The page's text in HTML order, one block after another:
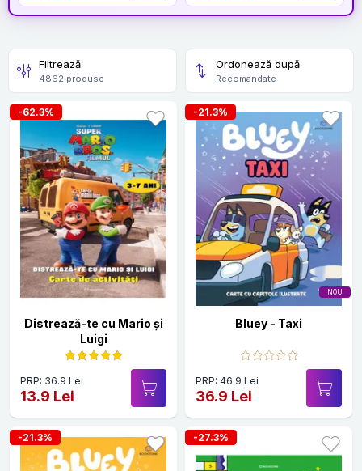
Filtrează
4862 produse
Ordonează după
Recomandate
-62.3%
Distrează-te cu Mario și
Luigi
PRP: 36.9 Lei
13.9 Lei
NOU
-21.3%
Bluey - Taxi
PRP: 46.9 Lei
36.9 Lei
-21.3% -27.3%